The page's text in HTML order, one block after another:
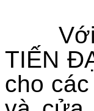
Với
TIẾN
cho